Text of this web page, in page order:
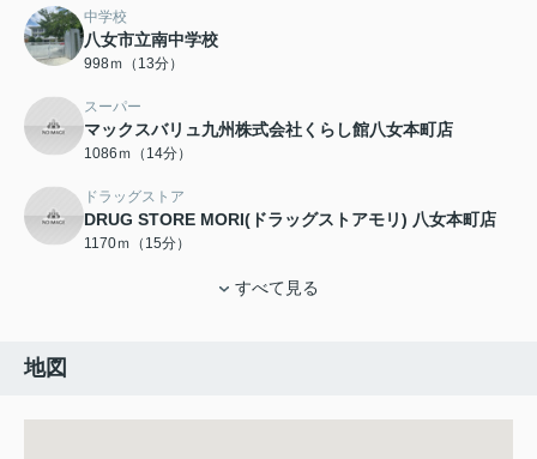
中学校
八女市立南中学校
998ｍ（13分）
スーパー
マックスバリュ九州株式会社くらし館八女本町店
1086ｍ（14分）
ドラッグストア
DRUG STORE MORI(ドラッグストアモリ) 八女本町店
1170ｍ（15分）
すべて見る
地図